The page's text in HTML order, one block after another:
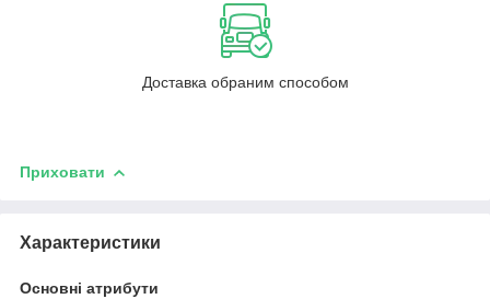
Доставка обраним способом
Приховати
Характеристики
Основні атрибути